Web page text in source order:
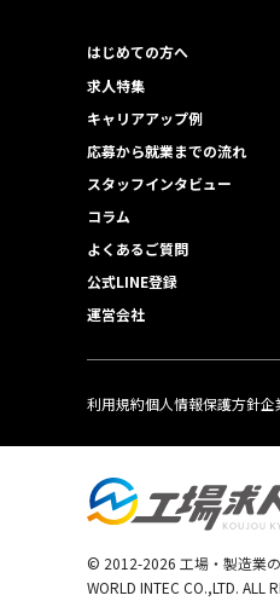
はじめての方へ
求人特集
キャリアアップ例
応募から就業までの流れ
スタッフインタビュー
コラム
よくあるご質問
公式LINE登録
運営会社
利用規約個人情報保護方針企
© 2012-2026 工場・製造業
WORLD INTEC CO.,LTD. ALL